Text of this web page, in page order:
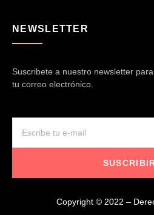
NEWSLETTER
Suscribete a nuestro newsletter
tu correo electrónico.
Copyright © 2022 –